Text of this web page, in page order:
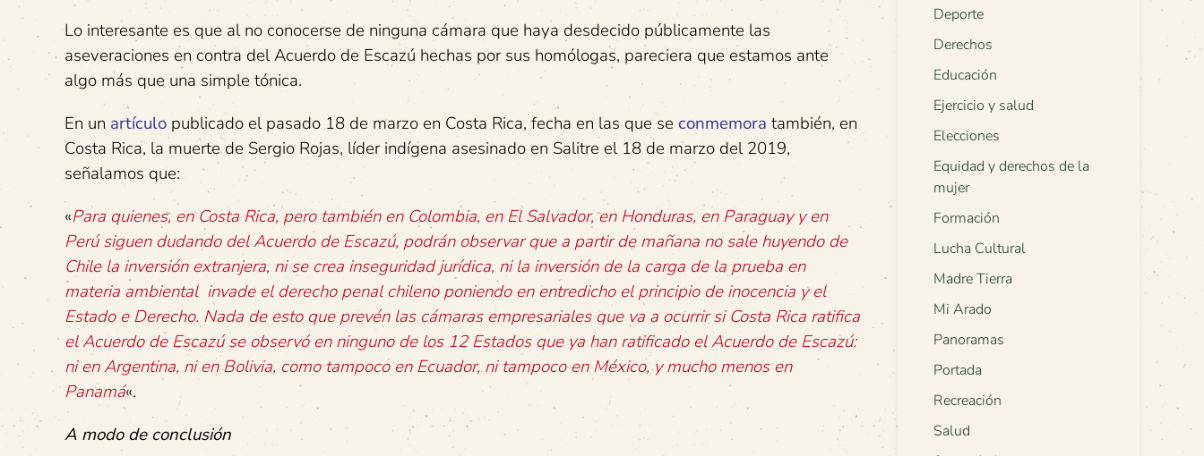
Lo interesante es que al no conocerse de ninguna cámara que haya desdecido públicamente las
aseveraciones en contra del Acuerdo de Escazú hechas por sus homólogas, pareciera que estamos ante
algo más que una simple tónica.
En un artículo publicado el pasado 18 de marzo en Costa Rica, fecha en las que se conmemora también, en
Costa Rica, la muerte de Sergio Rojas, líder indígena asesinado en Salitre el 18 de marzo del 2019,
señalamos que:
«Para quienes, en Costa Rica, pero también en Colombia, en El Salvador, en Honduras, en Paraguay y en
Perú siguen dudando del Acuerdo de Escazú, podrán observar que a partir de mañana no sale huyendo de
Chile la inversión extranjera, ni se crea inseguridad jurídica, ni la inversión de la carga de la prueba en
materia ambiental invade el derecho penal chileno poniendo en entredicho el principio de inocencia y el
Estado e Derecho. Nada de esto que prevén las cámaras empresariales que va a ocurrir si Costa Rica ratifica
el Acuerdo de Escazú se observó en ninguno de los 12 Estados que ya han ratificado el Acuerdo de Escazú:
ni en Argentina, ni en Bolivia, como tampoco en Ecuador, ni tampoco en México, y mucho menos en
Panamá«.
A modo de conclusión
Deporte
Derechos
Educación
Ejercicio y salud
Elecciones
Equidad y derechos de la
mujer
Formación
Lucha Cultural
Madre Tierra
Mi Arado
Panoramas
Portada
Recreación
Salud